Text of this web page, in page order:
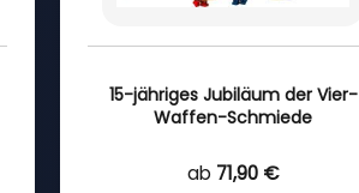
15-jähriges Jubiläum der Vier-
Waffen-Schmiede
ab 71,90 €